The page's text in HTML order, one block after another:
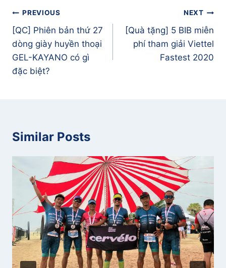
Điều
hướng
bài
viết
PREVIOUS
[QC] Phiên bản thứ 27
dòng giày huyền thoại
GEL-KAYANO có gì
đặc biệt?
NEXT
[Quà tặng] 5 BIB miễn
phí tham giải Viettel
Fastest 2020
Similar Posts